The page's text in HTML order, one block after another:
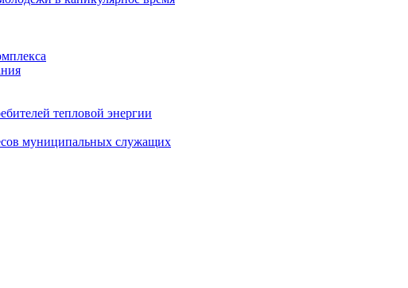
тепловой энергии
муниципальных служащих